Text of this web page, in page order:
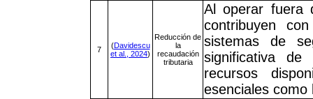
7 (Davidescu
et al., 2024)
Reducción de
la
recaudación
tributaria
Al operar fuera
contribuyen
sistemas de
significativa
recursos
esenciales